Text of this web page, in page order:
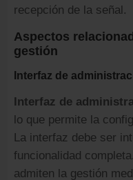
recepción de la señal.
Aspectos
gestión
Interfaz de
Interfaz de
lo que permite la
La interfaz debe ser
funcionalidad
admiten la gestión